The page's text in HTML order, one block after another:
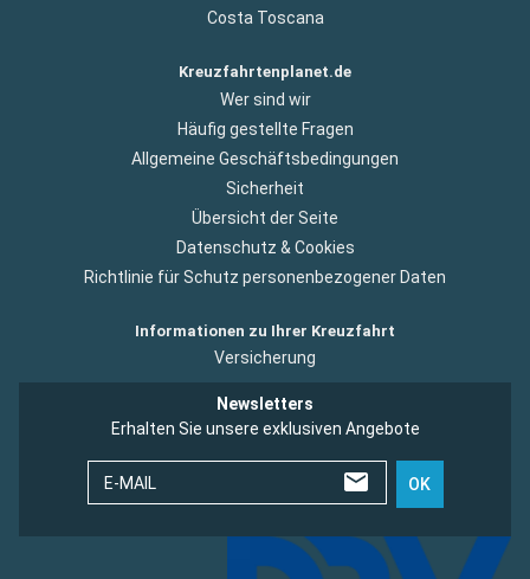
Costa Toscana
Kreuzfahrtenplanet.de
Wer sind wir
Häufig gestellte Fragen
Allgemeine Geschäftsbedingungen
Sicherheit
Übersicht der Seite
Datenschutz & Cookies
Richtlinie für Schutz personenbezogener Daten
Informationen zu Ihrer Kreuzfahrt
Versicherung
Newsletters
Erhalten Sie unsere exklusiven Angebote
E-MAIL OK